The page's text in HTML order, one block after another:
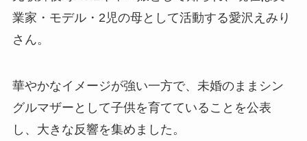
業家・モデル・2児の母として活動する愛沢えみり
さん。
華やかなイメージが強い一方で、未婚のままシン
グルマザーとして子供を育てていることを公表
し、大きな反響を集めました。